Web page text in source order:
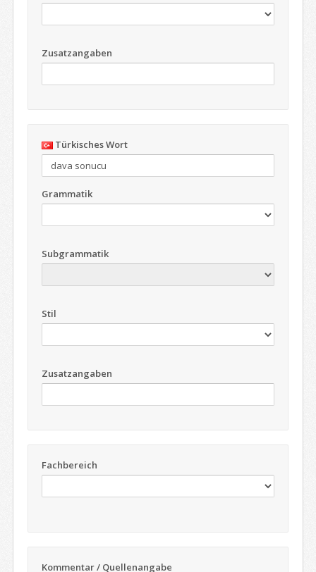
Zusatzangaben
Türkisches Wort
Grammatik
Subgrammatik
Stil
Zusatzangaben
Fachbereich
Kommentar / Quellenangabe